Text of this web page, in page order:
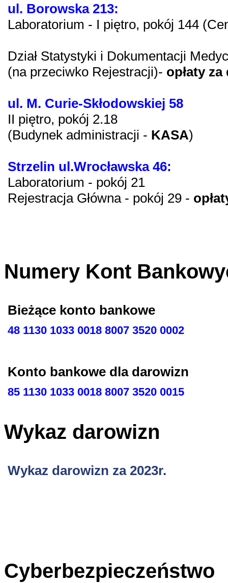
ul. Borowska 213:
Laboratorium - I piętro, pokój 144
Dział Statystyki i Dokumentacji
(na przeciwko Rejestracji)- opłaty
ul. M. Curie-Skłodowskiej 58
II piętro, pokój 2.18
(Budynek administracji - KASA)
Strzelin ul.Wrocławska 46:
Laboratorium - pokój 21
Rejestracja Główna - pokój 29 -
Numery Kont
Bieżące konto bankowe
48 1130 1033 0018 8007 3520 0002
Konto bankowe dla darowizn
85 1130 1033 0018 8007 3520 0015
Wykaz darowizn
Wykaz darowizn za 2023r.
Cyberbezpieczeństwo